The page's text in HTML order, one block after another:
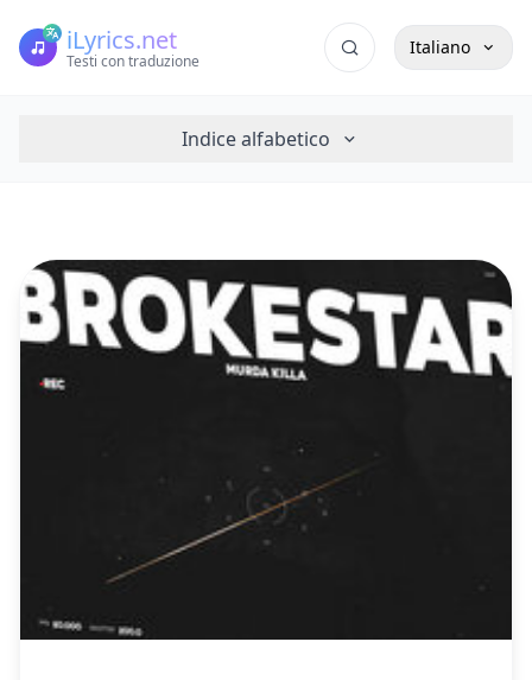
iLyrics.net
Testi con traduzione
Italiano
Indice alfabetico